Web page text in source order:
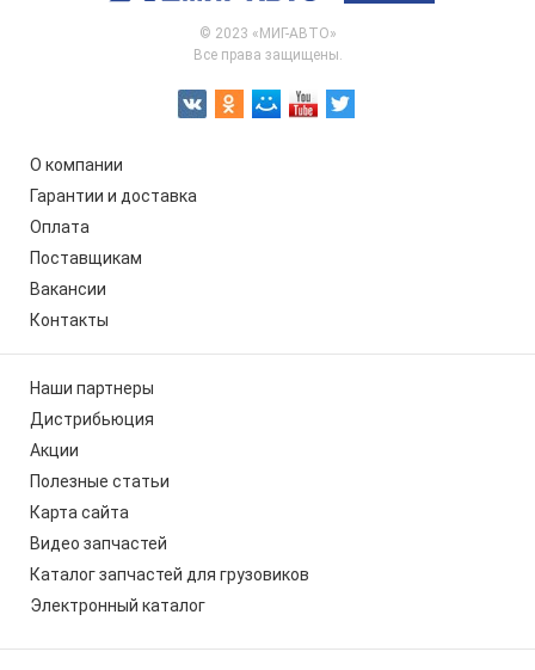
© 2023 «МИГ-АВТО»
Все права защищены.
О компании
Гарантии и доставка
Оплата
Поставщикам
Вакансии
Контакты
Наши партнеры
Дистрибьюция
Акции
Полезные статьи
Карта сайта
Видео запчастей
Каталог запчастей для грузовиков
Электронный каталог